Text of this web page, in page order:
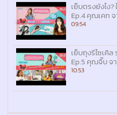
เย็บตรงยังไง
Ep.4 คุณเคท
09:54
เย็บถุงรีไซเคิ
Ep.5 คุณจิ๊บ จ
10:53